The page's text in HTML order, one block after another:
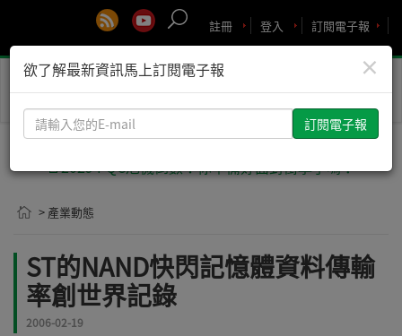
訂閱電子報
登入
註冊
Toggle
🚨2029 PQC危機倒數！你準備好面對衝擊了嗎？
> 產業動態
ST的NAND快閃記憶體資料傳輸
率創世界記錄
2006-02-19
×
欲了解最新資訊馬上訂閱電子報
請
輸
您
的
E-